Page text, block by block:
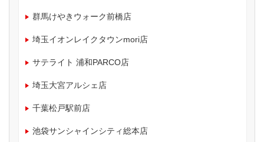
群馬けやきウォーク前橋店
埼玉イオンレイクタウンmori店
サテライト 浦和PARCO店
埼玉大宮アルシェ店
千葉松戸駅前店
池袋サンシャインシティ総本店